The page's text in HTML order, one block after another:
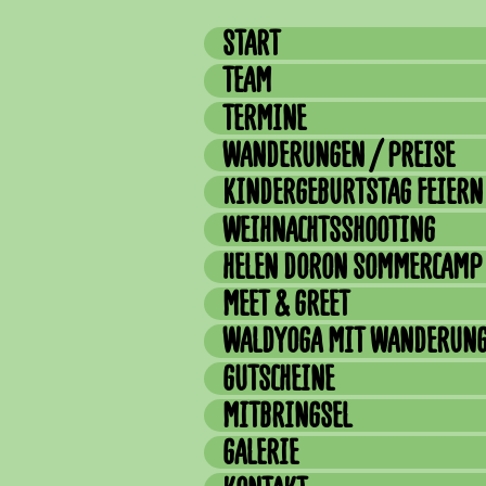
START
TEAM
TERMINE
WANDERUNGEN / PREISE
KINDERGEBURTSTAG FEIERN
WEIHNACHTSSHOOTING
HELEN DORON SOMMERCAMP
MEET & GREET
WALDYOGA MIT
GUTSCHEINE
MITBRINGSEL
GALERIE